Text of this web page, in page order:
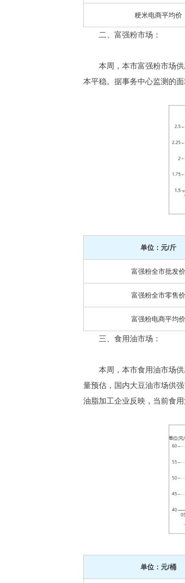
粳米电商平均价
二、富强粉市场：
本周，本市富强粉市场
本平稳。据事务中心监测的
单位：元/斤
富强粉全市批发价
富强粉全市零售价
富强粉电商平均价
三、食用油市场：
本周，本市食用油市场
量预估，国内大豆油市场供
油脂加工企业反映，当前食
单位：元/桶